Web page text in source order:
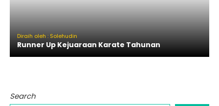
Diraih oleh : Solehudin
Runner Up Kejuaraan Karate Tahunan
Search